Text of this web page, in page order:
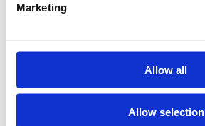
Marketing
Allow all
Allow selection